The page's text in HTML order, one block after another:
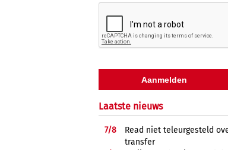
Laatste nieuws
7/8
Read niet teleurgesteld
transfer